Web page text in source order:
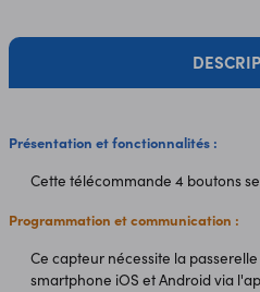
Présentation et fonctionnalités :
Cette télécommande 4 boutons
Programmation et communication :
Ce capteur nécessite la
smartphone iOS et Android via